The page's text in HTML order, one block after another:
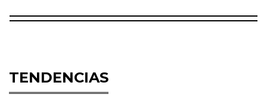
TENDENCIAS